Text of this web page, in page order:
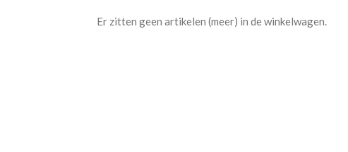
Er zitten geen artikelen (meer) in de winkelwagen.